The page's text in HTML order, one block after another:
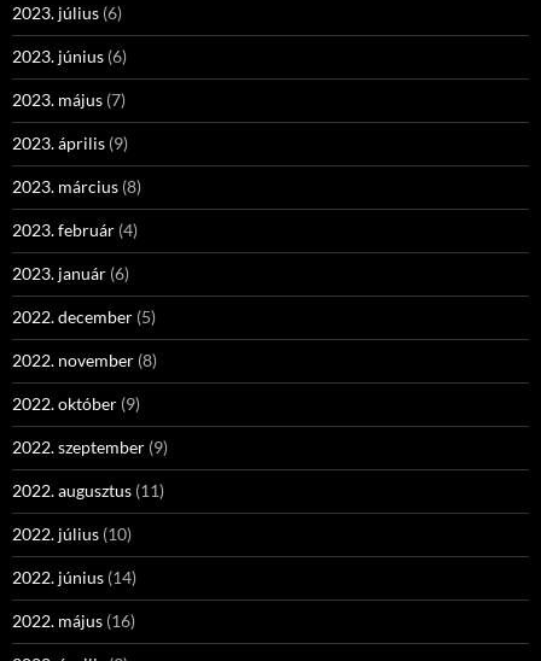
2023. július (6)
2023. június (6)
2023. május (7)
2023. április (9)
2023. március (8)
2023. február (4)
2023. január (6)
2022. december (5)
2022. november (8)
2022. október (9)
2022. szeptember (9)
2022. augusztus (11)
2022. július (10)
2022. június (14)
2022. május (16)